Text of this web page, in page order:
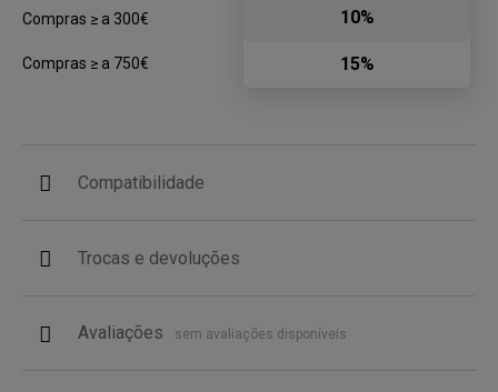
Compras ≥ a 300€
Compras ≥ a 750€
10%
15%
Compatibilidade
Trocas e devoluções
Avaliações sem avaliações disponíveis